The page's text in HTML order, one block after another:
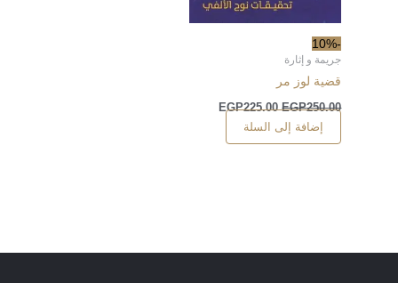
-10%
جريمة و إثارة
قضية لوز مر
EGP250.00
EGP225.00
إضافة إلى السلة